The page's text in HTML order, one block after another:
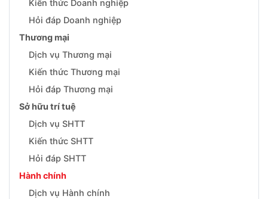
Kiến thức Doanh nghiệp
Hỏi đáp Doanh nghiệp
Thương mại
Dịch vụ Thương mại
Kiến thức Thương mại
Hỏi đáp Thương mại
Sở hữu trí tuệ
Dịch vụ SHTT
Kiến thức SHTT
Hỏi đáp SHTT
Hành chính
Dịch vụ Hành chính